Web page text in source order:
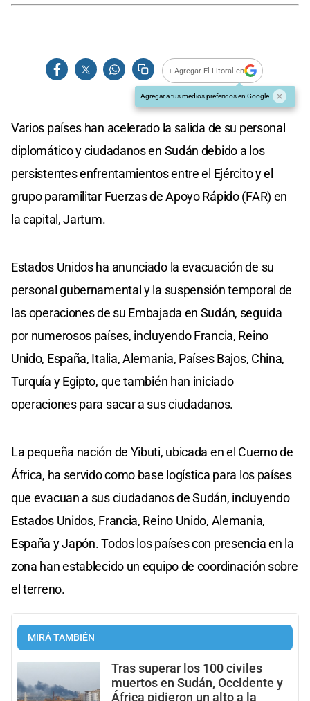
+ Agregar El Litoral en
Agregar a tus medios preferidos en Google
Varios países han acelerado la salida de su personal
diplomático y ciudadanos en Sudán debido a los
persistentes enfrentamientos entre el Ejército y el
grupo paramilitar Fuerzas de Apoyo Rápido (FAR) en
la capital, Jartum.
Estados Unidos ha anunciado la evacuación de su
personal gubernamental y la suspensión temporal de
las operaciones de su Embajada en Sudán, seguida
por numerosos países, incluyendo Francia, Reino
Unido, España, Italia, Alemania, Países Bajos, China,
Turquía y Egipto, que también han iniciado
operaciones para sacar a sus ciudadanos.
La pequeña nación de Yibuti, ubicada en el Cuerno de
África, ha servido como base logística para los países
que evacuan a sus ciudadanos de Sudán, incluyendo
Estados Unidos, Francia, Reino Unido, Alemania,
España y Japón. Todos los países con presencia en la
zona han establecido un equipo de coordinación sobre
el terreno.
MIRÁ TAMBIÉN
Tras superar los 100 civiles
muertos en Sudán, Occidente y
África pidieron un alto a la